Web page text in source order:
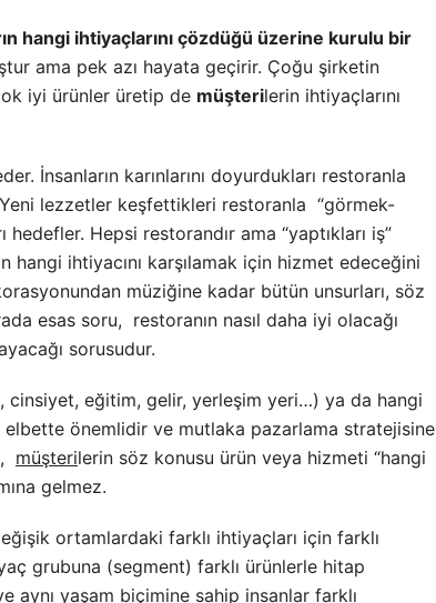
hangi ihtiyaçlarını çözdüğü üzerine kurulu bir
ama pek azı hayata geçirir. Çoğu şirketin
iyi ürünler üretip de müşterilerin ihtiyaçlarını
İnsanların karınlarını doyurdukları restoranla
Yeni lezzetler keşfettikleri restoranla “görmek-
Hepsi restorandır ama “yaptıkları iş”
hangi ihtiyacını karşılamak için hizmet edeceğini
müziğine kadar bütün unsurları, söz
esas soru, restoranın nasıl daha iyi olacağı
sorusudur.
cinsiyet, eğitim, gelir, yerleşim yeri…) ya da hangi
önemlidir ve mutlaka pazarlama stratejisine
müşterilerin söz konusu ürün veya hizmeti “hangi
gelmez.
ortamlardaki farklı ihtiyaçları için farklı
grubuna (segment) farklı ürünlerle hitap
yaşam biçimine sahip insanlar farklı